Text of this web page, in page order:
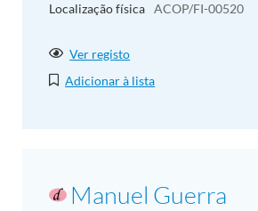
Localização física ACOP/FI-00520
Ver registo
Adicionar à lista
Manuel Guerra